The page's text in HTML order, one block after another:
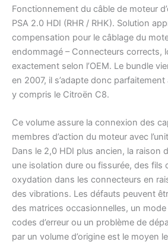
Fonctionnement du câble de moteur
PSA 2.0 HDI (RHR / RHK). Solution
compensation pour le câblage du
endommagé – Connecteurs corrects,
exactement selon l’OEM. Le bundle
en 2007, il s’adapte donc
y compris le Citroën C8.
Ce volume assure la connexion des
membres d’action du moteur avec
Dans le 2,0 HDI plus ancien, la raison
une isolation dure ou fissurée, des fils
oxydation dans les connecteurs en
des vibrations. Les défauts peuvent
des matrices occasionnelles, un mode
codes d’erreur ou un problème de
par un volume d’origine est le moyen